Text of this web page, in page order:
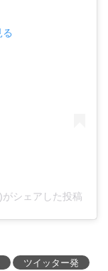
シェアした投稿
ツイッター発